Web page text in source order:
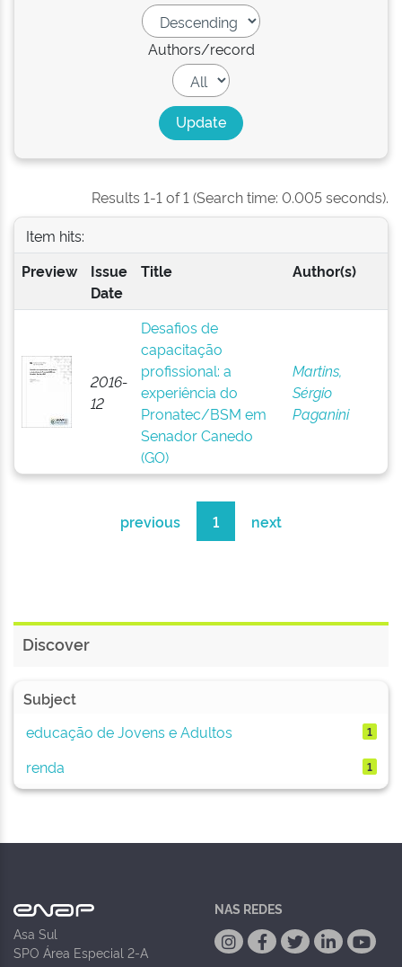
Authors/record
Results 1-1 of 1 (Search time: 0.005 seconds).
Item hits:
Preview
Issue
Date
Title Author(s)
2016-
12
Desafios de
capacitação
profissional: a
experiência do
Pronatec/BSM em
Senador Canedo
(GO)
Martins,
Sérgio
Paganini
previous 1 next
Discover
Subject
educação de Jovens e Adultos
1
renda 1
Asa Sul
SPO Área Especial 2-A
NAS REDES